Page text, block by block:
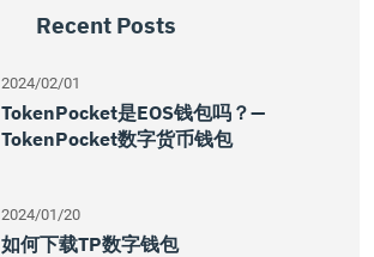
Recent Posts
2024/02/01
TokenPocket是EOS钱包吗？—
TokenPocket数字货币钱包
2024/01/20
如何下载TP数字钱包